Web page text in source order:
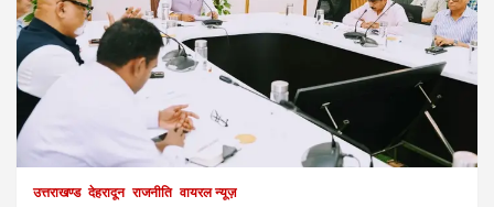
उत्तराखण्ड देहरादून राजनीति वायरल न्यूज़